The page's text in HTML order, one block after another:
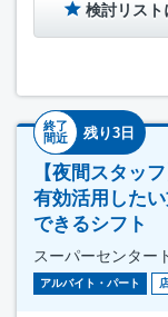
検討リスト
終了
間近
残り3日
【夜間スタッ
有効活用した
できるシフト
スーパーセンター
アルバイト・パート